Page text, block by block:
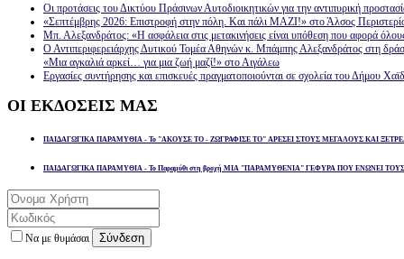
Οι προτάσεις του Δικτύου Πράσινων Αυτοδιοικητικών για την αντιπυρική
«Σεπτέμβρης 2026: Επιστροφή στην πόλη. Και πάλι ΜΑΖΙ!» στο Άλσος
Μπ. Αλεξανδράτος: «Η ασφάλεια στις μετακινήσεις είναι υπόθεση που αφορά
Ο Αντιπεριφερειάρχης Δυτικού Τομέα Αθηνών κ. Μπάμπης Αλεξανδράτος στη
«Μια αγκαλιά αρκεί… για μια ζωή μαζί!» στο Αιγάλεω
Εργασίες συντήρησης και επισκευές πραγματοποιούνται σε σχολεία του Δήμου
ΟΙ ΕΚΔΟΣΕΙΣ ΜΑΣ
ΠΑΙΔΑΓΩΓΙΚΑ ΠΑΡΑΜΥΘΙΑ - Το "ΑΚΟΥΣΕ ΤΟ - ΖΩΓΡΑΦΙΣΕ ΤΟ" ΑΡΕΣΕΙ ΣΤΟΥΣ ΜΕΓΑΛΟΥΣ ΚΑΙ
ΠΑΙΔΑΓΩΓΙΚΑ ΠΑΡΑΜΥΘΙΑ - Το Παραμύθι στη βροχή ΜΙΑ "ΠΑΡΑΜΥΘΕΝΙΑ" ΓΕΦΥΡΑ ΠΟΥ ΕΝΩΝΕΙ
Να με θυμάσαι Σύνδεση